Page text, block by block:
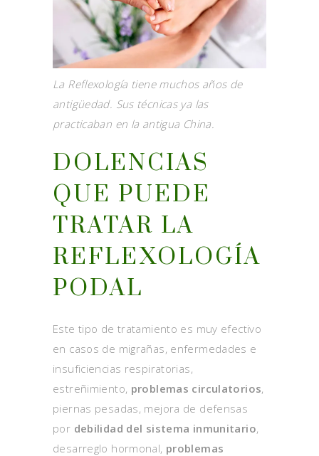
La Reflexología tiene muchos años de
antigüedad. Sus técnicas ya las
practicaban en la antigua China.
DOLENCIAS
QUE PUEDE
TRATAR LA
REFLEXOLOGÍA
PODAL
Este tipo de tratamiento es muy efectivo
en casos de migrañas, enfermedades e
insuficiencias respiratorias,
estreñimiento, problemas circulatorios,
piernas pesadas, mejora de defensas
por debilidad del sistema inmunitario,
desarreglo hormonal, problemas